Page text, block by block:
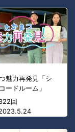
魅力再発見「シ
ードルーム」
回